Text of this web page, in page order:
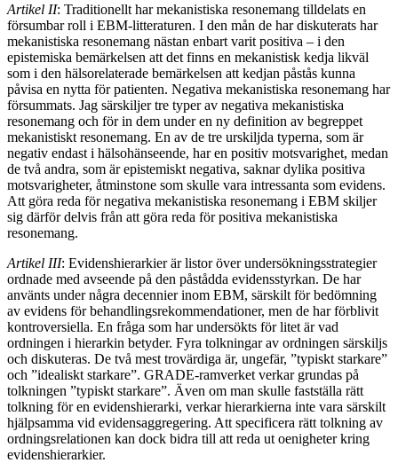
Artikel II: Traditionellt har mekanistiska resonemang tilldelats en
försumbar roll i EBM-litteraturen. I den mån de har diskuterats har
mekanistiska resonemang nästan enbart varit positiva – i den
epistemiska bemärkelsen att det finns en mekanistisk kedja likväl
som i den hälsorelaterade bemärkelsen att kedjan påstås kunna
påvisa en nytta för patienten. Negativa mekanistiska resonemang har
försummats. Jag särskiljer tre typer av negativa mekanistiska
resonemang och för in dem under en ny definition av begreppet
mekanistiskt resonemang. En av de tre urskiljda typerna, som är
negativ endast i hälsohänseende, har en positiv motsvarighet, medan
de två andra, som är epistemiskt negativa, saknar dylika positiva
motsvarigheter, åtminstone som skulle vara intressanta som evidens.
Att göra reda för negativa mekanistiska resonemang i EBM skiljer
sig därför delvis från att göra reda för positiva mekanistiska
resonemang.
Artikel III: Evidenshierarkier är listor över undersökningsstrategier
ordnade med avseende på den påstådda evidensstyrkan. De har
använts under några decennier inom EBM, särskilt för bedömning
av evidens för behandlingsrekommendationer, men de har förblivit
kontroversiella. En fråga som har undersökts för litet är vad
ordningen i hierarkin betyder. Fyra tolkningar av ordningen särskiljs
och diskuteras. De två mest trovärdiga är, ungefär, ”typiskt starkare”
och ”idealiskt starkare”. GRADE-ramverket verkar grundas på
tolkningen ”typiskt starkare”. Även om man skulle fastställa rätt
tolkning för en evidenshierarki, verkar hierarkierna inte vara särskilt
hjälpsamma vid evidensaggregering. Att specificera rätt tolkning av
ordningsrelationen kan dock bidra till att reda ut oenigheter kring
evidenshierarkier.